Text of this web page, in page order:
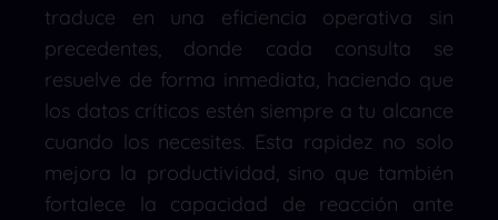
traduce en una eficiencia operativa sin
precedentes, donde cada consulta se
resuelve de forma inmediata, haciendo que
los datos críticos estén siempre a tu alcance
cuando los necesites. Esta rapidez no solo
mejora la productividad, sino que también
fortalece la capacidad de reacción ante